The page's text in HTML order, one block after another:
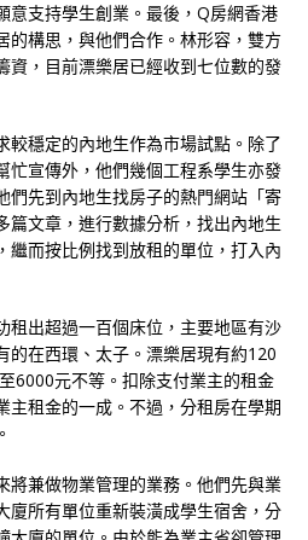
意支持學生創業。最後，Q房網香港
的構思，與他們合作。林形容，雙方
資，目前漂樂居已經收到七位數的發
較穩定的內地生作為市場試點。除了
忙宣傳外，他們幾個工程系學生亦發
們先到內地生找房子的熱門網站「寄
篇文章，進行數據分析，找出內地生
繼而按比例找到放租的單位，打入內
租出超過一百個床位，主要地區有沙
的在西環、太子。漂樂居現有約120
6000元不等。扣除支付業主的租金
主租金的一成。不過，分租房在學期
將兼做物業管理的業務。他們先與業
廈所有單位重新裝潢成學生宿舍，分